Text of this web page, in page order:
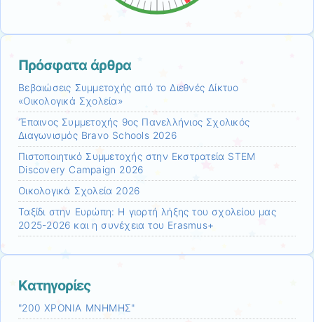
Πρόσφατα άρθρα
Βεβαιώσεις Συμμετοχής από το Διεθνές Δίκτυο
«Οικολογικά Σχολεία»
‘Έπαινος Συμμετοχής 9ος Πανελλήνιος Σχολικός
Διαγωνισμός Bravo Schools 2026
Πιστοποιητικό Συμμετοχής στην Εκστρατεία STEM
Discovery Campaign 2026
Οικολογικά Σχολεία 2026
Ταξίδι στην Ευρώπη: Η γιορτή λήξης του σχολείου μας
2025-2026 και η συνέχεια του Erasmus+
Kατηγορίες
"200 ΧΡΟΝΙΑ ΜΝΗΜΗΣ"